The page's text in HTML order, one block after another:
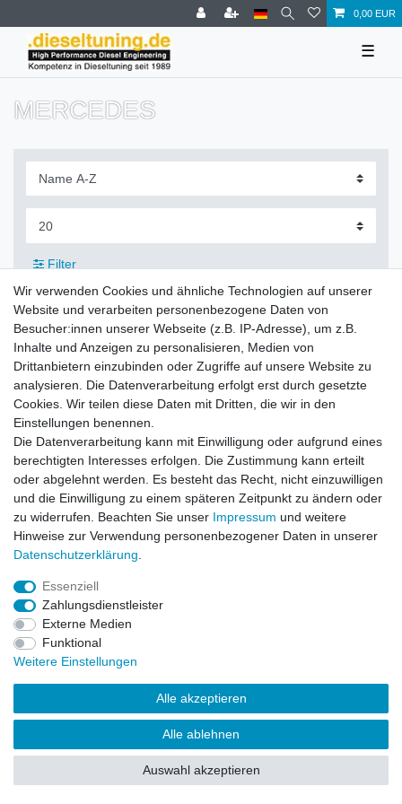
0,00 EUR
☰
MERCEDES
Filter
Zahlung und Versand
Daten­schutz­erklärung
Barrierefreiheitserklärung Widerrufs­recht
Vertrag widerrufen
© Copyright 2026 | Alle Rechte vorbehalten.
Wir verwenden Cookies und ähnliche Technologien auf unserer
Website und verarbeiten personenbezogene Daten von
Besucher:innen unserer Webseite (z.B. IP-Adresse), um z.B.
Inhalte und Anzeigen zu personalisieren, Medien von
Drittanbietern einzubinden oder Zugriffe auf unsere Website zu
analysieren. Die Datenverarbeitung erfolgt erst durch gesetzte
Cookies. Wir teilen diese Daten mit Dritten, die wir in den
Einstellungen benennen.
Die Datenverarbeitung kann mit Einwilligung oder aufgrund eines
berechtigten Interesses erfolgen. Die Zustimmung kann erteilt
oder abgelehnt werden. Es besteht das Recht, nicht einzuwilligen
und die Einwilligung zu einem späteren Zeitpunkt zu ändern oder
zu widerrufen. Beachten Sie unser Impressum und weitere
Hinweise zur Verwendung personenbezogener Daten in unserer
Daten­schutz­erklärung
Essenziell
Zahlungsdienstleister
Externe Medien
Funktional
Weitere Einstellungen
Alle akzeptieren
Alle ablehnen
Auswahl akzeptieren